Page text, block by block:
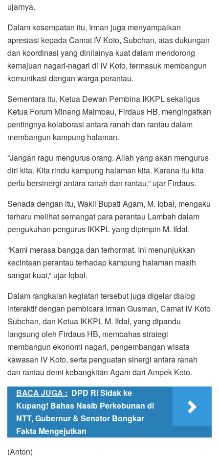
ujarnya.
Dalam kesempatan itu, Irman juga menyampaikan
apresiasi kepada Camat IV Koto, Subchan, atas dukungan
dan koordinasi yang dinilainya kuat dalam mendorong
kemajuan nagari-nagari di IV Koto, termasuk membangun
komunikasi dengan warga perantau.
Sementara itu, Ketua Dewan Pembina IKKPL sekaligus
Ketua Forum Minang Maimbau, Firdaus HB, mengingatkan
pentingnya kolaborasi antara ranah dan rantau dalam
membangun kampung halaman.
“Jangan ragu mengurus orang. Allah yang akan mengurus
diri kita. Kita rindu kampung halaman kita. Karena itu kita
perlu bersinergi antara ranah dan rantau,” ujar Firdaus.
Senada dengan itu, Wakil Bupati Agam, M. Iqbal, mengaku
terharu melihat semangat para perantau Lambah dalam
pengukuhan pengurus IKKPL yang dipimpin M. Ifdal.
“Kami merasa bangga dan terhormat. Ini menunjukkan
kecintaan perantau terhadap kampung halaman masih
sangat kuat,” ujar Iqbal.
Dalam rangkaian kegiatan tersebut juga digelar dialog
interaktif dengan pembicara Irman Gusman, Camat IV Koto
Subchan, dan Ketua IKKPL M. Ifdal, yang dipandu
langsung oleh Firdaus HB, membahas strategi
membangun ekonomi nagari, pengembangan wisata
kawasan IV Koto, serta penguatan sinergi antara ranah
dan rantau demi kebangkitan Agam dari Ampek Koto.
BACA JUGA : DPD RI Sidak ke
Kupang! Bahas Nasib Perkebunan di
NTT, Gubernur & Senator Bongkar
Fakta Mengejutkan
(Anton)